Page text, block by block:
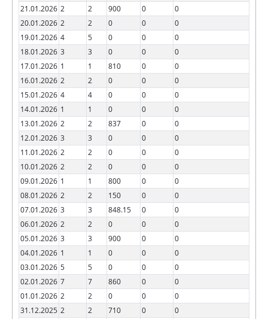
21.01.2026 2 2 900 0
0
20.01.2026 2 2 0 0
0
19.01.2026 4 5 0 0
0
18.01.2026 3 3 0 0
0
17.01.2026 1 1 810 0
0
16.01.2026 2 2 0 0
0
15.01.2026 4 4 0 0
0
14.01.2026 1 1 0 0
0
13.01.2026 2 2 837 0
0
12.01.2026 3 3 0 0
0
11.01.2026 2 2 0 0
0
10.01.2026 2 2 0 0
0
09.01.2026 1 1 800 0
0
08.01.2026 2 2 150 0
0
07.01.2026 3 3 848.15 0
0
06.01.2026 2 2 0 0
0
05.01.2026 3 3 900 0
0
04.01.2026 1 1 0 0
0
03.01.2026 5 5 0 0
0
02.01.2026 7 7 860 0
0
01.01.2026 2 2 0 0
0
31.12.2025 2 2 710 0
0